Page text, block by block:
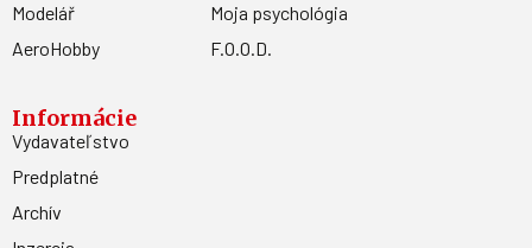
Modelář
AeroHobby
Moja psychológia
F.O.O.D.
Informácie
Vydavateľstvo
Predplatné
Archív